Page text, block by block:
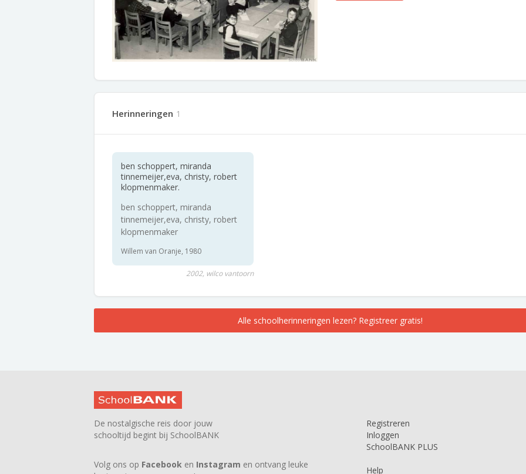
Herinneringen 1
ben schoppert, miranda
tinnemeijer,eva, christy, robert
klopmenmaker.
ben schoppert, miranda
tinnemeijer,eva, christy, robert
klopmenmaker
Willem van Oranje, 1980
2002, wilco vantoorn
Alle schoolherinneringen lezen? Registreer gratis!
De nostalgische reis door jouw
schooltijd begint bij SchoolBANK
Volg ons op Facebook en Instagram en ontvang leuke
Registreren
Inloggen
SchoolBANK PLUS
Help